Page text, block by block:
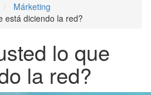
Márketing
está diciendo la red?
lo que
la red?